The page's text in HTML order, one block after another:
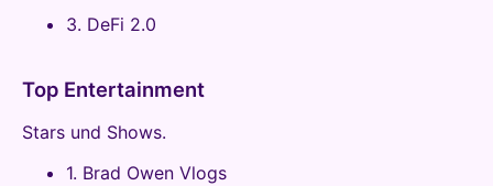
3. DeFi 2.0
Top Entertainment
Stars und Shows.
1. Brad Owen Vlogs